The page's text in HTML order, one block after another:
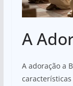
A
A adoração a